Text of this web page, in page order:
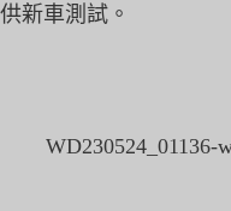
新車測試。